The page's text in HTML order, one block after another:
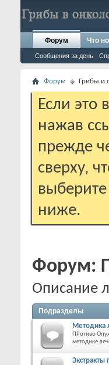
Форум
Сообщения за день
Что
Форум Грибы и
Если это
нажав
прежде
сверху,
ниже.
Форум:
Описание
Подразделы
Методика
ПРотиво
методике
Экстракты